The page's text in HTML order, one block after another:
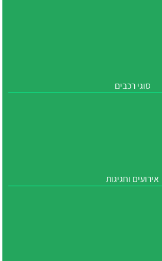
סוגי רכבים
אירועים וחגיגות